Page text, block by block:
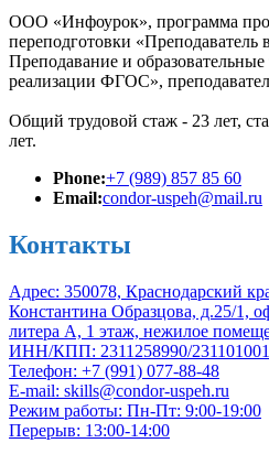
ООО «Инфоурок», программа
переподготовки
Преподавание и
реализации ФГОС»,
Общий трудовой стаж - 23 лет,
лет.
Phone:+7 (989) 857 85 60
Email:condor-uspeh@mail.ru
Контакты
Адрес: 350078, Краснодарский
Константина Образцова, д.25/1,
литера А, 1 этаж, нежилое
ИНН/КПП: 2311258990/
Телефон: +7 (991) 077-88-48
E-mail: skills@condor-uspeh.ru
Режим работы: Пн-Пт: 9:00-19:00
Перерыв: 13:00-14:00